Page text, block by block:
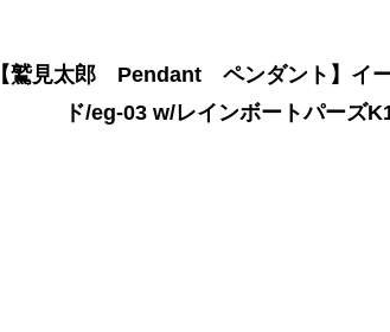
【鷲見太郎 Pendant ペンダント】イ
ド/eg-03 w/レインボートパーズ